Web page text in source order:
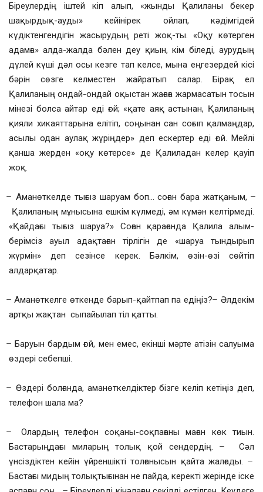
Біреулердің іштей кіп алып, «жынды Қалиланы бекер
шақырдық-ауды» кейінірек ойлап, кәдімгідей
күдіктенгендігін жасырудың реті жоқ-ты. «Оқу көтерген
адамға» алда-жалда бәлен деу қиын, кім біледі, аурудың
дүлей күші дәл осы кезге тап келсе, мына еңгезердей кісі
бәрін сөзге келместен жайратып салар. Бірақ ел
Қалиланың ондай-ондай оқыстан жағаға жармасатын тосын
мінезі болса айтар еді ғой; «қате аяқ астынан, Қалиланың
қияли хикаяттарына елітіп, соңынан сан соғып қалмаңдар,
асылы одан аулақ жүріңдер» деп ескертер еді ғой. Мейлі
қанша жерден «оқу көтерсе» де Қалиладан келер қауіп
жоқ.
̶ Аманөткелде тығыз шаруам боп… соған бара жатқаным, ̶
Қалиланың мұнысына ешкім күлмеді, әм күмән келтірмеді.
«Қайдағы тығыз шаруа?» Соған қарағанда Қалила алым-
берімсіз ауыл адақтаған тірлігін де «шаруа тындырып
жүрмін» деп сезінсе керек. Бәлкім, өзін-өзі сөйтіп
алдарқатар.
̶ Аманөткелге өткенде барып-қайтпап па едіңіз? ̶ Әлдекім
артқы жақтан сыпайылап тіл қатты.
̶ Баруын бардым ғой, мен емес, екінші мәрте атізін салуыма
өздері себепші.
̶ Өздері болғанда, аманөткелдіктер бізге келіп кетіңіз деп,
телефон шала ма?
̶ Олардың телефон соқаны-соқпағаны маған көк тиын.
Бастарыңдағы миларың толық қой сендердің. ̶ Сәл
үнсіздіктен кейін үйреншікті толғанысын қайта жалғады. ̶
Бастағы мидың толықтығынан не пайда, керекті жерінде іске